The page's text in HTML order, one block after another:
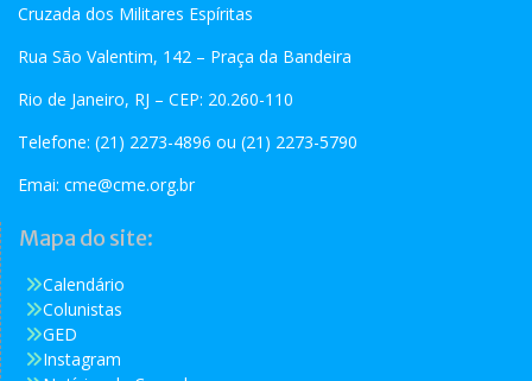
Cruzada dos Militares Espíritas
Rua São Valentim, 142 – Praça da Bandeira
Rio de Janeiro, RJ – CEP: 20.260-110
Telefone: (21) 2273-4896 ou (21) 2273-5790
Emai: cme@cme.org.br
Mapa do site:
Calendário
Colunistas
GED
Instagram